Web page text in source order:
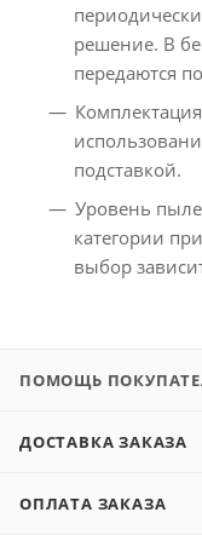
решение. В
передаются
подставкой.
Уровень
категории
выбор
ПОМОЩЬ
ДОСТАВКА ЗАКАЗА
ОПЛАТА ЗАКАЗА